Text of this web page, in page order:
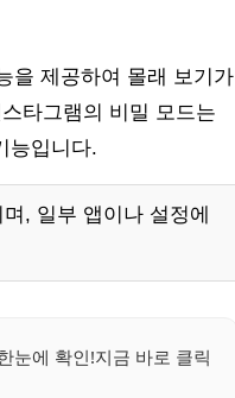
을 제공하여 몰래 보기가
타그램의 비밀 모드는
능입니다.
, 일부 앱이나 설정에
눈에 확인!지금 바로 클릭